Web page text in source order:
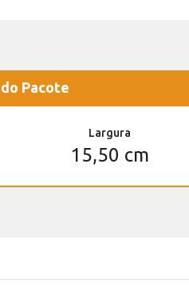
Pacote
Largura
15,50 cm